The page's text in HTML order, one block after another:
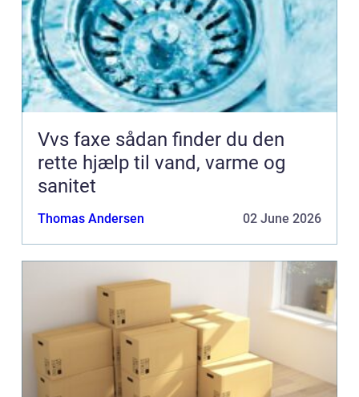
Vvs faxe sådan finder du den
rette hjælp til vand, varme og
sanitet
Thomas Andersen 02 June 2026